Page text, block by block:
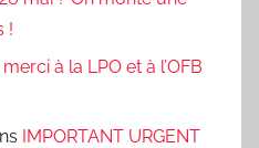
!
à la LPO et à l’OFB
IMPORTANT URGENT